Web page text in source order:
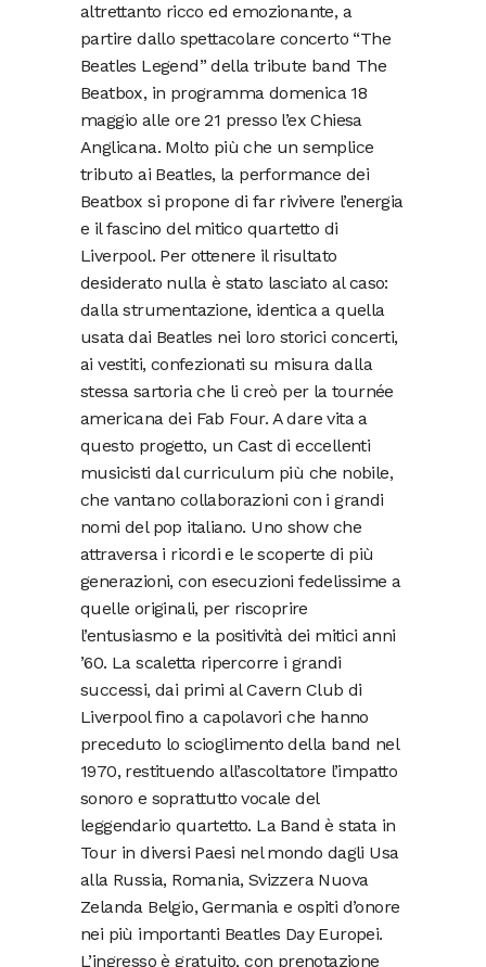
altrettanto ricco ed emozionante, a
partire dallo spettacolare concerto “The
Beatles Legend” della tribute band The
Beatbox, in programma domenica 18
maggio alle ore 21 presso l’ex Chiesa
Anglicana. Molto più che un semplice
tributo ai Beatles, la performance dei
Beatbox si propone di far rivivere l’energia
e il fascino del mitico quartetto di
Liverpool. Per ottenere il risultato
desiderato nulla è stato lasciato al caso:
dalla strumentazione, identica a quella
usata dai Beatles nei loro storici concerti,
ai vestiti, confezionati su misura dalla
stessa sartoria che li creò per la tournée
americana dei Fab Four. A dare vita a
questo progetto, un Cast di eccellenti
musicisti dal curriculum più che nobile,
che vantano collaborazioni con i grandi
nomi del pop italiano. Uno show che
attraversa i ricordi e le scoperte di più
generazioni, con esecuzioni fedelissime a
quelle originali, per riscoprire
l’entusiasmo e la positività dei mitici anni
’60. La scaletta ripercorre i grandi
successi, dai primi al Cavern Club di
Liverpool fino a capolavori che hanno
preceduto lo scioglimento della band nel
1970, restituendo all’ascoltatore l’impatto
sonoro e soprattutto vocale del
leggendario quartetto. La Band è stata in
Tour in diversi Paesi nel mondo dagli Usa
alla Russia, Romania, Svizzera Nuova
Zelanda Belgio, Germania e ospiti d’onore
nei più importanti Beatles Day Europei.
L’ingresso è gratuito, con prenotazione